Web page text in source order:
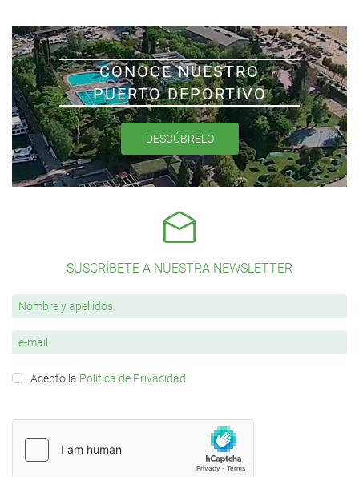
CONOCE NUESTRO
PUERTO DEPORTIVO
DESCÚBRELO
SUSCRÍBETE A NUESTRA NEWSLETTER
Acepto la Política de Privacidad